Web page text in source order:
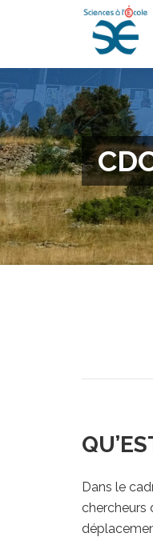
Dans le
chercheurs